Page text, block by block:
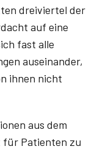
dreiviertel der
auf eine
fast alle
auseinander,
ihnen nicht
aus dem
für Patienten zu